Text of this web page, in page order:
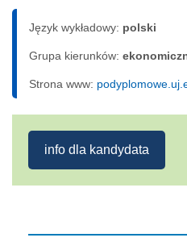
Język wykładowy: polski
Grupa kierunków:
Strona www:
info dla kandydata